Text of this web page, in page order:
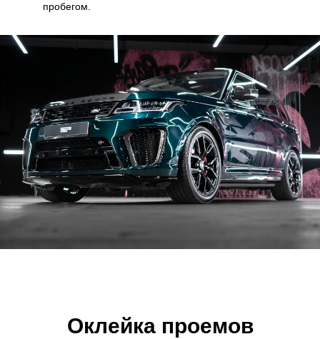
пробегом.
Оклейка проемов